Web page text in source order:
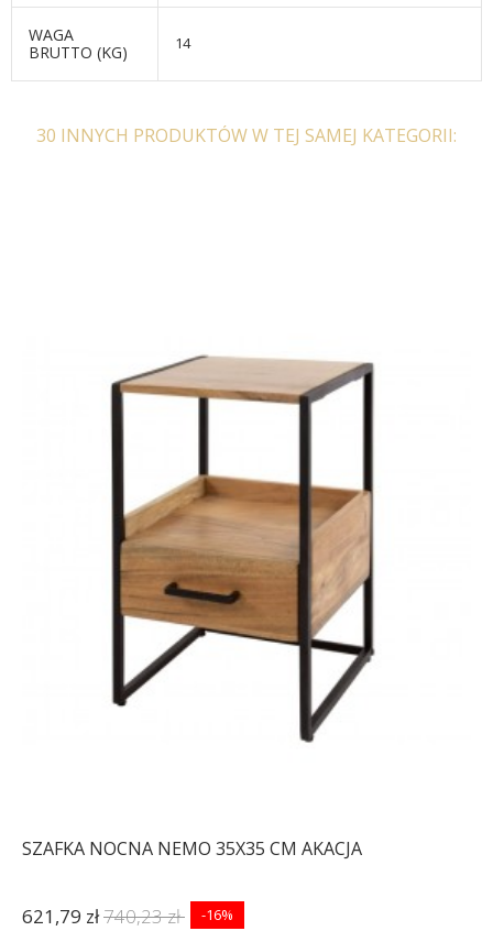
WAGA
BRUTTO (KG)
14
NOCNYCH TABITA 30X25
506,25 zł
30 INNYCH PRODUKTÓW W TEJ SAMEJ KATEGORII:
SZAFKA NOCNA NEMO 35X35 CM AKACJA
621,79 zł740,23 zł -16%